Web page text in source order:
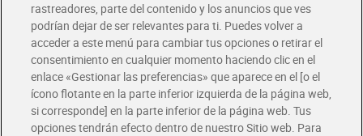
Únete al CLUB Dia
Disfruta las ventajas y ofertas exclusivas.
Descárgate la APP Dia
Folletos y Tiendas
Descubre las mejores ofertas y busca tu tienda más cercana
rastreadores, parte del contenido y los anuncios que ves
podrían dejar de ser relevantes para ti. Puedes volver a
acceder a este menú para cambiar tus opciones o retirar el
consentimiento en cualquier momento haciendo clic en el
enlace «Gestionar las preferencias» que aparece en el [o el
ícono flotante en la parte inferior izquierda de la página web,
si corresponde] en la parte inferior de la página web. Tus
opciones tendrán efecto dentro de nuestro Sitio web. Para